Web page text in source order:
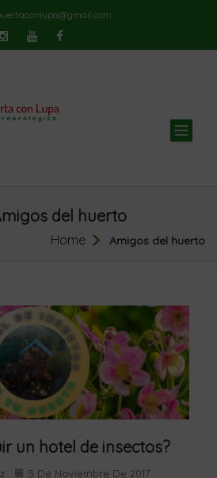
del huerto
Home Amigos del huerto
un hotel de insectos?
5 De Noviembre De 2017